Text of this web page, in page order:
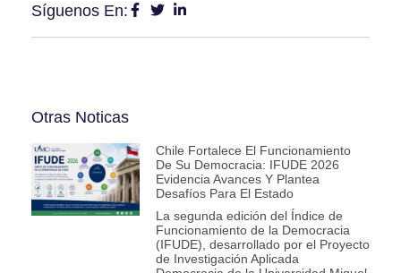
Síguenos En:
Otras Noticas
Chile Fortalece El Funcionamiento
De Su Democracia: IFUDE 2026
Evidencia Avances Y Plantea
Desafíos Para El Estado
La segunda edición del Índice de
Funcionamiento de la Democracia
(IFUDE), desarrollado por el Proyecto
de Investigación Aplicada